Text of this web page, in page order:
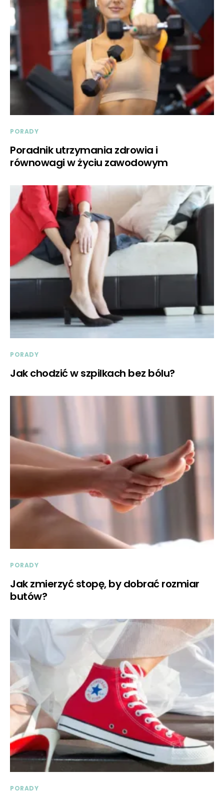
PORADY
Poradnik utrzymania zdrowia i
równowagi w życiu zawodowym
PORADY
Jak chodzić w szpilkach bez bólu?
PORADY
Jak zmierzyć stopę, by dobrać rozmiar
butów?
PORADY